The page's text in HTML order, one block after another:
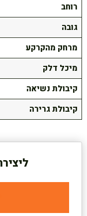
רוחב
גובה
מרחק מהקרקע
מיכל דלק
קיבולת נשיאה
קיבולת גרירה